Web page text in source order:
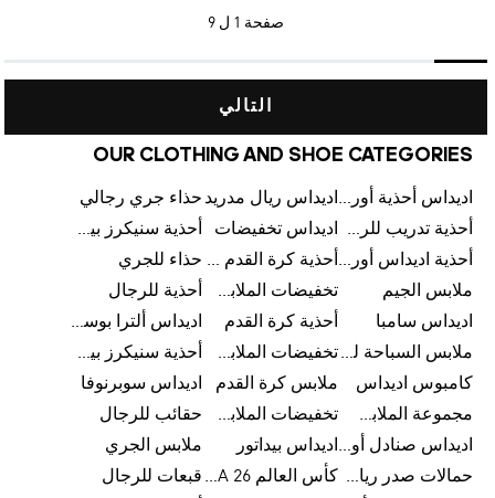
صفحة 1 ل 9
التالي
OUR CLOTHING AND SHOE CATEGORIES
اديداس أحذية أورجينالز اديداس ريال مدريد حذاء جري رجالي
أحذية تدريب للرجال
اديداس تخفيضات
أحذية سنيكرز بيضاء للرجال
أحذية اديداس أورجينال للنساء
أحذية كرة القدم للرجال حذاء للجري
ملابس الجيم
تخفيضات الملابس للأطفال
أحذية للرجال
اديداس سامبا
أحذية كرة القدم
اديداس ألترا بوست
ملابس السباحة للرجال
تخفيضات الملابس الرياضية
أحذية سنيكرز بيضاء للرجال
كامبوس اديداس
ملابس كرة القدم
اديداس سوبرنوفا
مجموعة الملابس الرياضية
تخفيضات الملابس للرجال
حقائب للرجال
اديداس صنادل أورجينال للنساء اديداس بيداتور
ملابس الجري
حمالات صدر رياضية
كأس العالم FIFA 26™ قبعات للرجال